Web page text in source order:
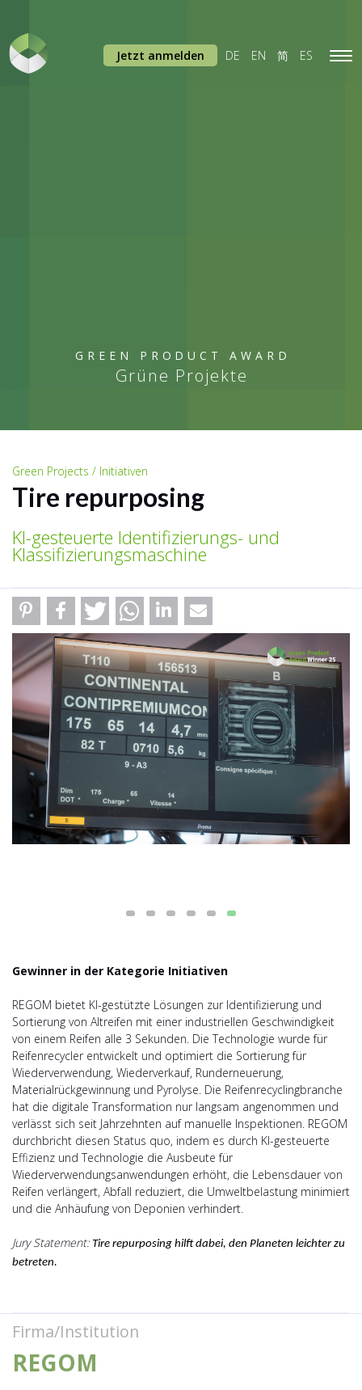
GREEN PRODUCT AWARD
Grüne Projekte
Jetzt anmelden DE EN 简 ES
Green Projects / Initiativen
Tire repurposing
KI-gesteuerte Identifizierungs- und
Klassifizierungsmaschine
Gewinner in der Kategorie Initiativen
REGOM bietet KI-gestützte Lösungen zur Identifizierung und
Sortierung von Altreifen mit einer industriellen Geschwindigkeit
von einem Reifen alle 3 Sekunden. Die Technologie wurde für
Reifenrecycler entwickelt und optimiert die Sortierung für
Wiederverwendung, Wiederverkauf, Runderneuerung,
Materialrückgewinnung und Pyrolyse. Die Reifenrecyclingbranche
hat die digitale Transformation nur langsam angenommen und
verlässt sich seit Jahrzehnten auf manuelle Inspektionen. REGOM
durchbricht diesen Status quo, indem es durch KI-gesteuerte
Effizienz und Technologie die Ausbeute für
Wiederverwendungsanwendungen erhöht, die Lebensdauer von
Reifen verlängert, Abfall reduziert, die Umweltbelastung minimiert
und die Anhäufung von Deponien verhindert.
Jury Statement: Tire repurposing hilft dabei, den Planeten leichter zu
betreten.
Firma/Institution
REGOM